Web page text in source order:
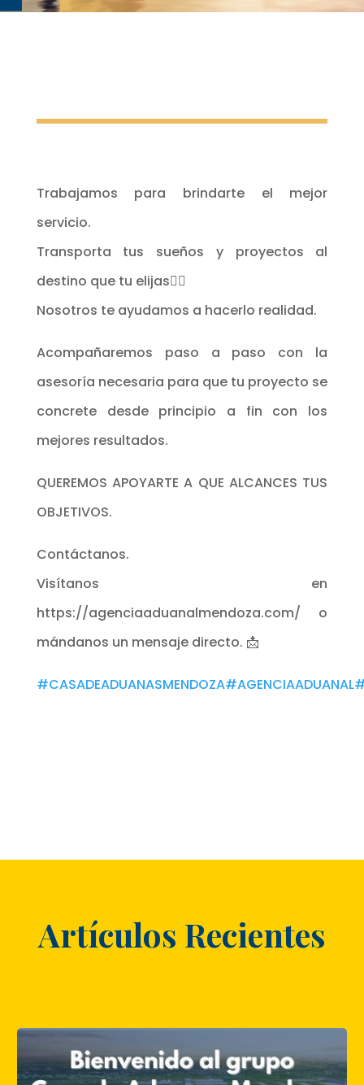
Trabajamos para brindarte el mejor
servicio.
Transporta tus sueños y proyectos al
destino que tu elijas👍🏻
Nosotros te ayudamos a hacerlo realidad.
Acompañaremos paso a paso con la
asesoría necesaria para que tu proyecto se
concrete desde principio a fin con los
mejores resultados.
QUEREMOS APOYARTE A QUE ALCANCES TUS
OBJETIVOS.
Contáctanos.
Visítanos en
https://agenciaaduanalmendoza.com/ o
mándanos un mensaje directo. 📩
#CASADEADUANASMENDOZA#AGENCIAADUANAL
Artículos Recientes